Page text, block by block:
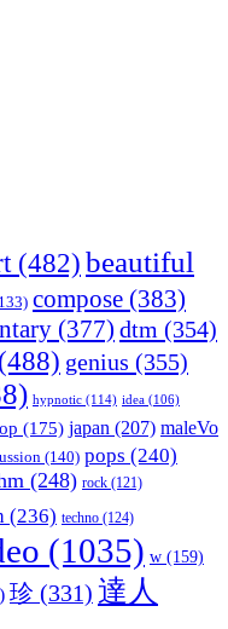
(482) beautiful
compose (383)
(377) dtm (354)
(488) genius (355)
hypnotic (114) idea (106)
(175) japan (207) maleVo
(140) pops (240)
(248) rock (121)
(236) techno (124)
(1035) w (159)
珍 (331) 達人